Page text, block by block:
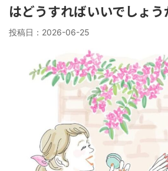
はどうすればいいでしょう
投稿日： 2026-06-25